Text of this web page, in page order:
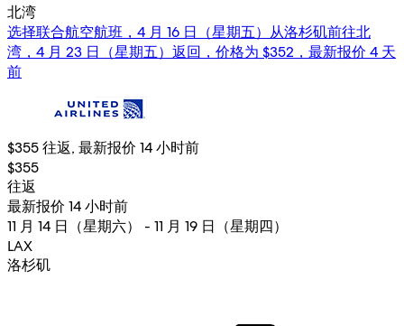
北湾
选择联合航空航班，4 月 16 日（星期五）从洛杉矶前往北
湾，4 月 23 日（星期五）返回，价格为 $352，最新报价 4 天
前
$355 往返, 最新报价 14 小时前
$355
往返
最新报价 14 小时前
11 月 14 日（星期六） - 11 月 19 日（星期四）
LAX
洛杉矶